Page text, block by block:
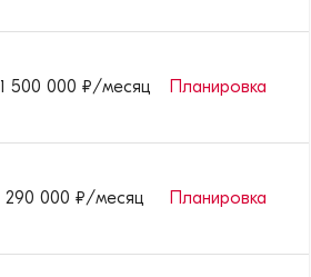
1 500 000 ₽/месяц Планировка
290 000 ₽/месяц Планировка